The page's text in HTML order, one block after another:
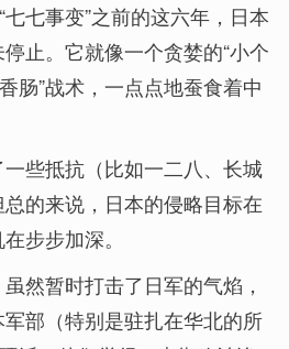
七七事变”之前的这六年，日本
止。它就像一个贪婪的“小个
肠”战术，一点点地蚕食着中
些抵抗（比如一二八、长城
的来说，日本的侵略目标在
步步加深。
然暂时打击了日军的气焰，
部（特别是驻扎在华北的所